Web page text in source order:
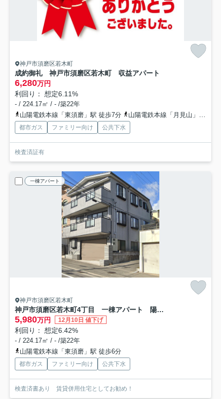
神戸市須磨区若木町
成約御礼 神戸市須磨区若木町 収益アパート
6,280万円
利回り： 想定6.11%
- / 224.17㎡ / - /築22年
山陽電鉄本線「東須磨」駅 徒歩7分
山陽電鉄本線「月見山」駅 徒歩12分
都市ガス ファミリー向け 公共下水
検査済証有
一棟アパート
神戸市須磨区若木町
神戸市須磨区若木町4丁目 一棟アパート 陽当り良好
5,980万円 12月10日 値下げ
利回り： 想定6.42%
- / 224.17㎡ / - /築22年
山陽電鉄本線「東須磨」駅 徒歩6分
都市ガス ファミリー向け 公共下水
検査済書あり 賃貸併用住宅としてお勧め！